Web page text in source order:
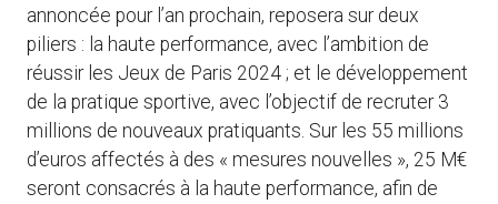
annoncée pour l’an prochain, reposera sur deux
piliers : la haute performance, avec l’ambition de
réussir les Jeux de Paris 2024 ; et le développement
de la pratique sportive, avec l’objectif de recruter 3
millions de nouveaux pratiquants. Sur les 55 millions
d’euros affectés à des « mesures nouvelles », 25 M€
seront consacrés à la haute performance, afin de